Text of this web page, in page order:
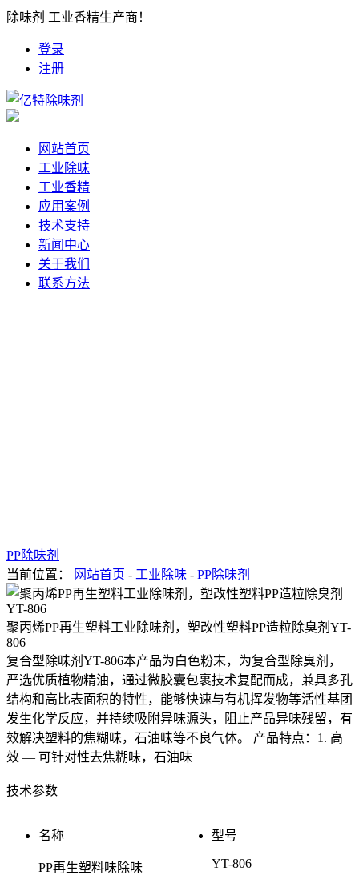
除味剂 工业香精生产商！
登录
注册
网站首页
工业除味
工业香精
应用案例
技术支持
新闻中心
关于我们
联系方法
PP除味剂
当前位置：
网站首页 - 工业除味 - PP除味剂
聚丙烯PP再生塑料工业除味剂，塑改性塑料PP造粒除臭剂YT-
806
复合型除味剂YT-806本产品为白色粉末，为复合型除臭剂，
严选优质植物精油，通过微胶囊包裹技术复配而成，兼具多孔
结构和高比表面积的特性，能够快速与有机挥发物等活性基团
发生化学反应，并持续吸附异味源头，阻止产品异味残留，有
效解决塑料的焦糊味，石油味等不良气体。 产品特点：1. 高
效 — 可针对性去焦糊味，石油味
技术参数
名称
PP再生塑料味除味
型号
YT-806